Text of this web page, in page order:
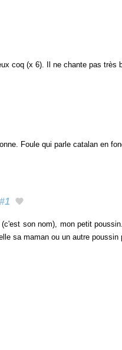
coq (x 6). Il ne chante pas très
Foule qui parle catalan en
#1
son nom), mon petit
sa maman ou un autre poussin